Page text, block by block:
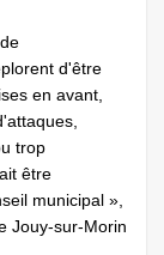
d'être
en avant,
trop
être
municipal »,
Jouy-sur-Morin